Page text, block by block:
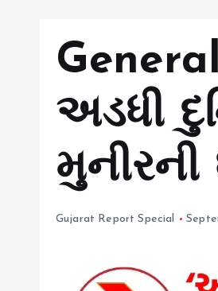
અડધી
મુનીરની
Gujarat Report Special